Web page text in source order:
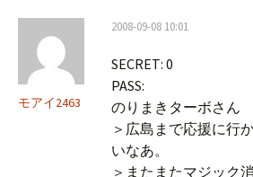
モアイ2463
2008-09-08 10:01
SECRET: 0
PASS:
のりまきターボさん
＞広島まで応援に行
いなあ。
＞またまたマジック